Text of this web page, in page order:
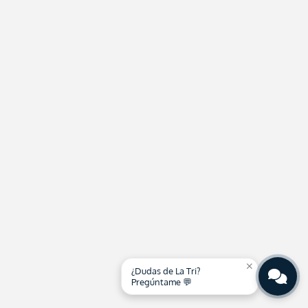
close
¿Dudas de La Tri?
Pregúntame 💬